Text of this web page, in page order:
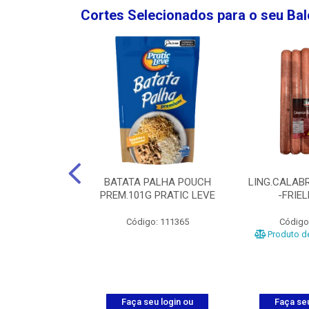
Cortes Selecionados para o seu
BATATA PALHA POUCH
PREM.101G PRATIC LEVE
Código: 111365
Faça seu login ou
-
Produto
Faça